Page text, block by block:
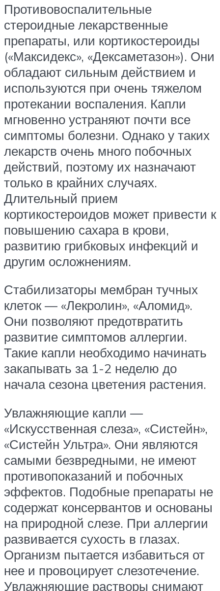
Противовоспалительные
стероидные лекарственные
препараты, или кортикостероиды
(«Максидекс», «Дексаметазон»). Они
обладают сильным действием и
используются при очень тяжелом
протекании воспаления. Капли
мгновенно устраняют почти все
симптомы болезни. Однако у таких
лекарств очень много побочных
действий, поэтому их назначают
только в крайних случаях.
Длительный прием
кортикостероидов может привести к
повышению сахара в крови,
развитию грибковых инфекций и
другим осложнениям.
Стабилизаторы мембран тучных
клеток — «Лекролин», «Аломид».
Они позволяют предотвратить
развитие симптомов аллергии.
Такие капли необходимо начинать
закапывать за 1-2 неделю до
начала сезона цветения растения.
Увлажняющие капли —
«Искусственная слеза», «Систейн»,
«Систейн Ультра». Они являются
самыми безвредными, не имеют
противопоказаний и побочных
эффектов. Подобные препараты не
содержат консервантов и основаны
на природной слезе. При аллергии
развивается сухость в глазах.
Организм пытается избавиться от
нее и провоцирует слезотечение.
Увлажняющие растворы снимают